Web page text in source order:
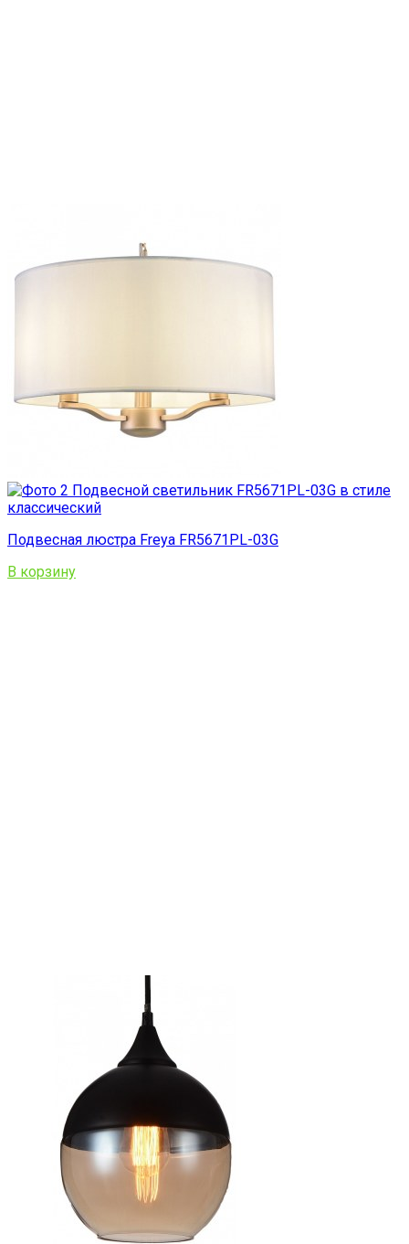
Подвесная люстра Freya FR5671PL-03G
В корзину